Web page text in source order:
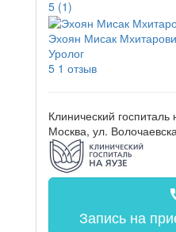
5 (1)
Эхоян Мисак
Уролог
5 1 отзыв
Клинический госпиталь
Москва, ул.
Запись на